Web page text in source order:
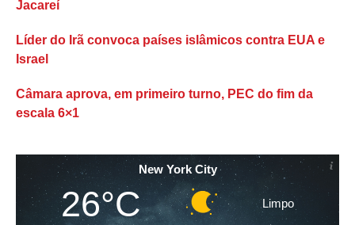
Jacareí
Líder do Irã convoca países islâmicos contra EUA e
Israel
Câmara aprova, em primeiro turno, PEC do fim da
escala 6×1
New York City
26°C Limpo